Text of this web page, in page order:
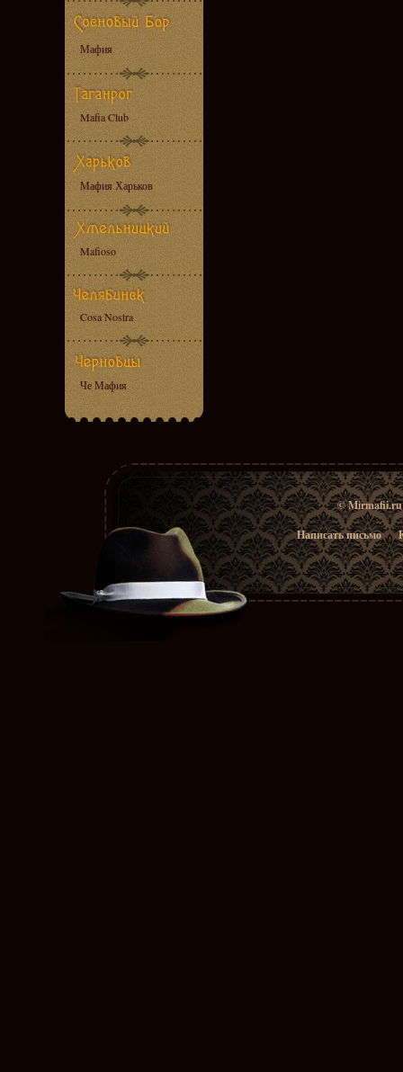
Мафия
Mafia Club
Мафия Харьков
Mafioso
Cosa Nostra
Че Мафия
© Mirmafii.ru
Написать письмо